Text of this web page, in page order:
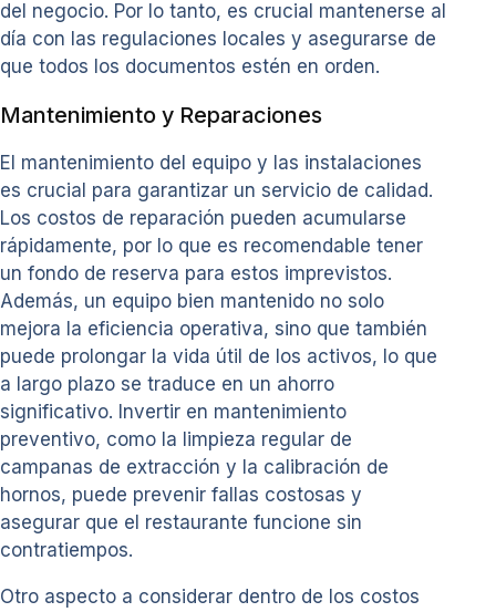
del negocio. Por lo tanto, es crucial mantenerse al
día con las regulaciones locales y asegurarse de
que todos los documentos estén en orden.
Mantenimiento y Reparaciones
El mantenimiento del equipo y las instalaciones
es crucial para garantizar un servicio de calidad.
Los costos de reparación pueden acumularse
rápidamente, por lo que es recomendable tener
un fondo de reserva para estos imprevistos.
Además, un equipo bien mantenido no solo
mejora la eficiencia operativa, sino que también
puede prolongar la vida útil de los activos, lo que
a largo plazo se traduce en un ahorro
significativo. Invertir en mantenimiento
preventivo, como la limpieza regular de
campanas de extracción y la calibración de
hornos, puede prevenir fallas costosas y
asegurar que el restaurante funcione sin
contratiempos.
Otro aspecto a considerar dentro de los costos